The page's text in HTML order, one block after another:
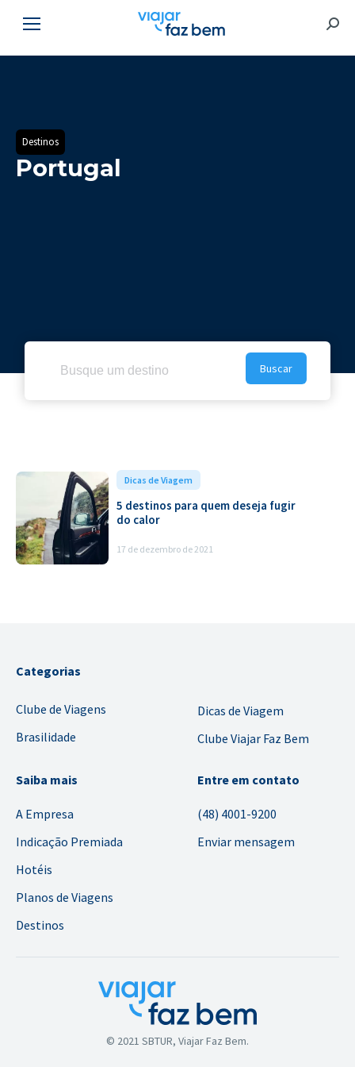
Destinos
Portugal
Dicas de Viagem
5 destinos para quem deseja fugir
do calor
17 de dezembro de 2021
Categorias
Clube de Viagens
Brasilidade
Dicas de Viagem
Clube Viajar Faz Bem
Saiba mais
A Empresa
Indicação Premiada
Hotéis
Planos de Viagens
Destinos
Entre em contato
(48) 4001-9200
Enviar mensagem
© 2021 SBTUR, Viajar Faz Bem.